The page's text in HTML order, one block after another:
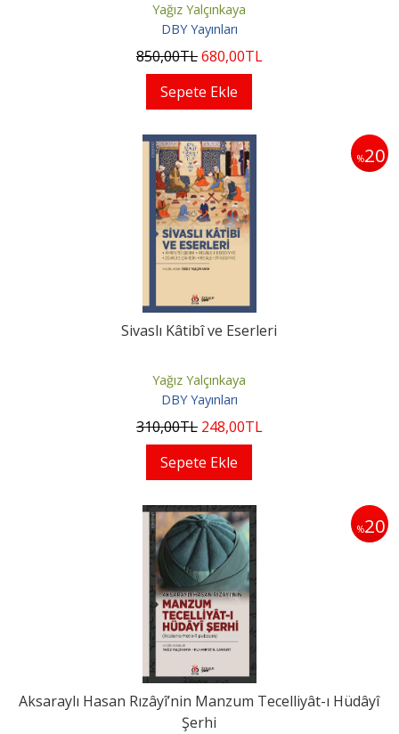
Yağız Yalçınkaya
DBY Yayınları
850,00TL680,00TL
Sepete Ekle
%20
Sivaslı Kâtibî ve Eserleri
Yağız Yalçınkaya
DBY Yayınları
310,00TL 248,00TL
Sepete Ekle
%20
Aksaraylı Hasan Rızâyî’nin Manzum Tecelliyât-ı Hüdâyî
Şerhi